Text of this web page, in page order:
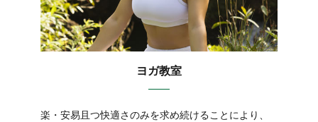
ヨガ教室
楽・安易且つ快適さのみを求め続けることにより、